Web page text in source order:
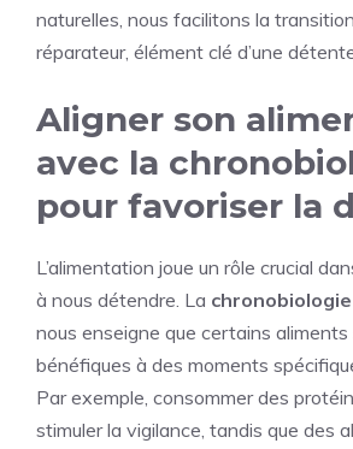
naturelles, nous facilitons la
réparateur, élément clé d’une
Aligner son
avec la
pour favoriser la
L’alimentation joue un rôle crucial
à nous détendre. La
nous enseigne que certains aliments
bénéfiques à des moments
Par exemple, consommer des
stimuler la vigilance, tandis que des